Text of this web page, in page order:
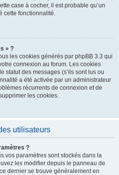
case à cocher, il est probable qu’un
cette fonctionnalité.
» ?
les cookies générés par phpBB 3.3 qui
connexion au forum. Les cookies
statut des messages (s’ils sont lus ou
a été activée par un administrateur
récurrents de connexion et de
les cookies.
utilisateurs
?
vos paramètres sont stockés dans la
les modifier depuis le panneau de
dernier se trouve généralement en